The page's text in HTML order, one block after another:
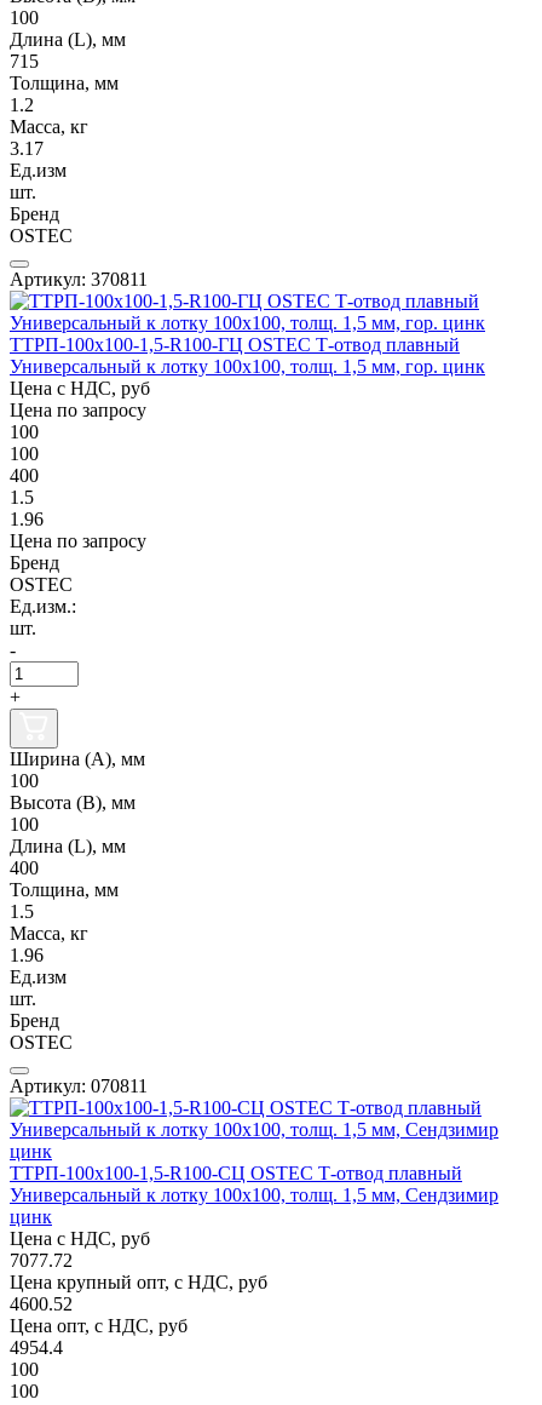
100
Длина (L), мм
715
Толщина, мм
1.2
Масса, кг
3.17
Ед.изм
шт.
Бренд
OSTEC
Артикул: 370811
ТТРП-100х100-1,5-R100-ГЦ OSTEC Т-отвод плавный
Универсальный к лотку 100х100, толщ. 1,5 мм, гор. цинк
Цена с НДС, руб
Цена по запросу
100
100
400
1.5
1.96
Цена по запросу
Бренд
OSTEC
Ед.изм.:
шт.
-
+
Ширина (А), мм
100
Высота (В), мм
100
Длина (L), мм
400
Толщина, мм
1.5
Масса, кг
1.96
Ед.изм
шт.
Бренд
OSTEC
Артикул: 070811
ТТРП-100х100-1,5-R100-СЦ OSTEC Т-отвод плавный
Универсальный к лотку 100х100, толщ. 1,5 мм, Сендзимир
цинк
Цена с НДС, руб
7077.72
Цена крупный опт, с НДС, руб
4600.52
Цена опт, с НДС, руб
4954.4
100
100